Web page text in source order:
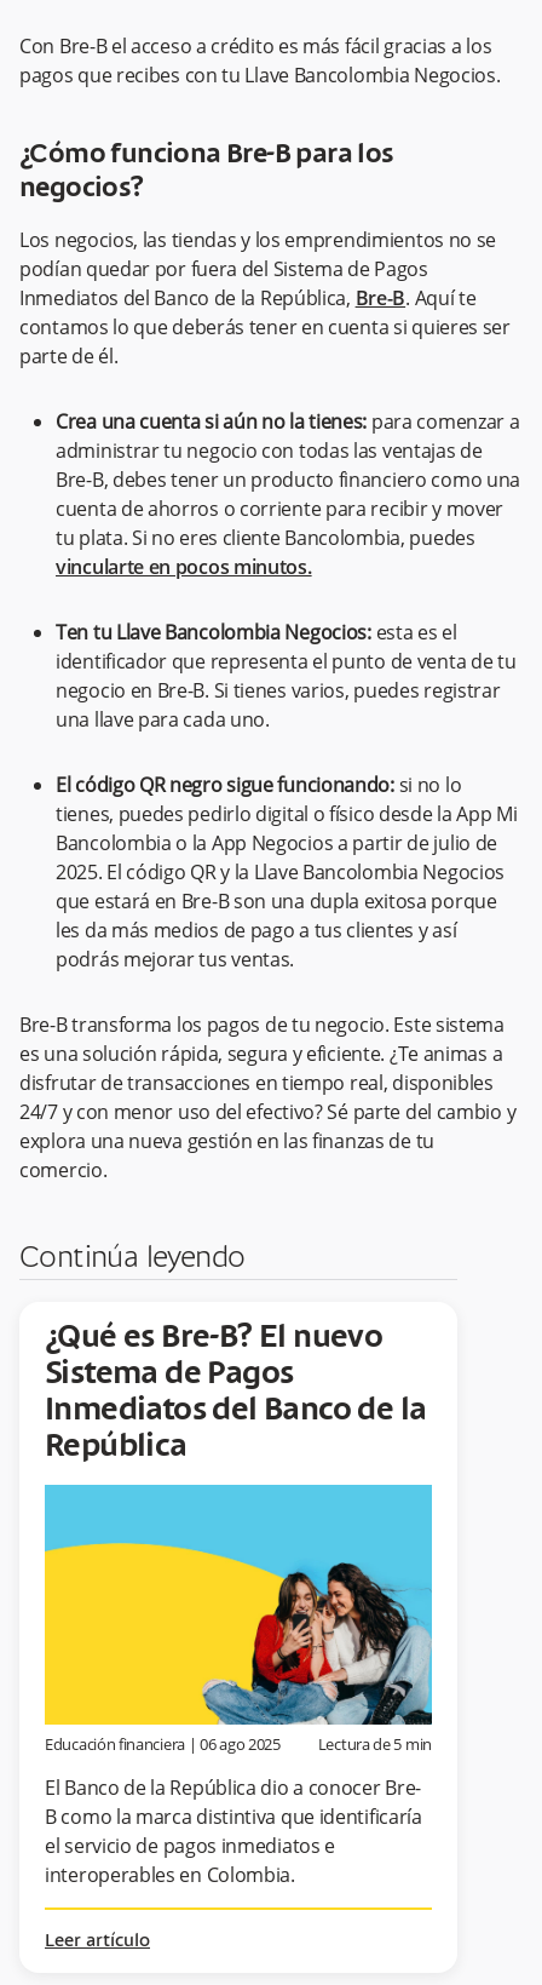
Con Bre-B el acceso a crédito es más fácil gracias a los
pagos que recibes con tu Llave Bancolombia Negocios.
¿Cómo funciona Bre-B para los
negocios?
Los negocios, las tiendas y los emprendimientos no se
podían quedar por fuera del Sistema de Pagos
Inmediatos del Banco de la República, Bre-B. Aquí te
contamos lo que deberás tener en cuenta si quieres ser
parte de él.
Crea una cuenta si aún no la tienes: para comenzar a
administrar tu negocio con todas las ventajas de
Bre-B, debes tener un producto financiero como una
cuenta de ahorros o corriente para recibir y mover
tu plata. Si no eres cliente Bancolombia, puedes
vincularte en pocos minutos.
Ten tu Llave Bancolombia Negocios:esta es el
identificador que representa el punto de venta de tu
negocio en Bre-B. Si tienes varios, puedes registrar
una llave para cada uno.
El código QR negro sigue funcionando:si no lo
tienes, puedes pedirlo digital o físico desde la App Mi
Bancolombia o la App Negocios a partir de julio de
2025. El código QR y la Llave Bancolombia Negocios
que estará en Bre-B son una dupla exitosa porque
les da más medios de pago a tus clientes y así
podrás mejorar tus ventas.
Bre-B transforma los pagos de tu negocio. Este sistema
es una solución rápida, segura y eficiente. ¿Te animas a
disfrutar de transacciones en tiempo real, disponibles
24/7 y con menor uso del efectivo? Sé parte del cambio y
explora una nueva gestión en las finanzas de tu
comercio.
Continúa leyendo
¿Qué es Bre-B? El nuevo
Sistema de Pagos
Inmediatos del Banco de la
República
Educación financiera |06 ago 2025 Lectura de5 min
El Banco de la República dio a conocer Bre-
B como la marca distintiva que identificaría
el servicio de pagos inmediatos e
interoperables en Colombia.
Leer artículo